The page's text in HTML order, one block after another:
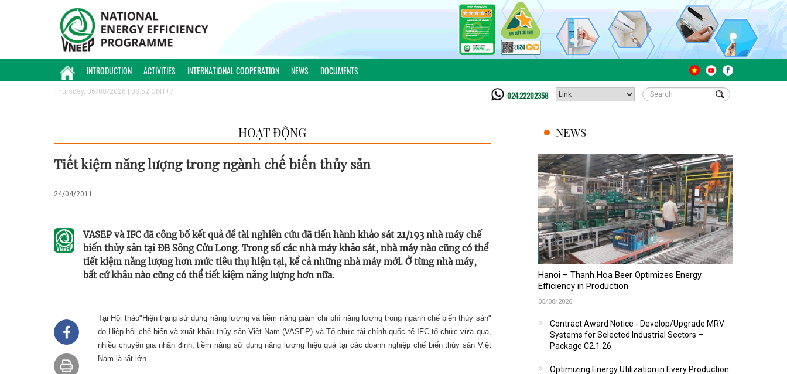
INTRODUCTION ACTIVITIES INTERNATIONAL COOPERATION NEWS DOCUMENTS
Thursday, 06/08/2026 | 08:52 GMT+7 024.22202358
HOẠT ĐỘNG
Tiết kiệm năng lượng trong ngành chế biến thủy sản
24/04/2011
VASEP và IFC đã công bố kết quả đề tài nghiên cứu đã tiến hành khảo sát 21/193 nhà máy chế
biến thủy sản tại ĐB Sông Cửu Long. Trong số các nhà máy khảo sát, nhà máy nào cũng có thể
tiết kiệm năng lượng hơn mức tiêu thụ hiện tại, kể cả những nhà máy mới. Ở từng nhà máy,
bất cứ khâu nào cũng có thể tiết kiệm năng lượng hơn nữa.
Tại Hội thảo"Hiện trạng sử dụng năng lượng và tiềm năng giảm chi phí năng lượng trong ngành chế biến thủy sản"
do Hiệp hội chế biến và xuất khẩu thủy sản Việt Nam (VASEP) và Tổ chức tài chính quốc tế IFC tổ chức vừa qua,
nhiều chuyên gia nhận định, tiềm năng sử dụng năng lượng hiệu quả tại các doanh nghiệp chế biến thủy sản Việt
Nam là rất lớn.
NEWS
Hanoi – Thanh Hoa Beer Optimizes Energy
Efficiency in Production
05/08/2026
Contract Award Notice - Develop/Upgrade MRV
Systems for Selected Industrial Sectors –
Package C2.1.26
Optimizing Energy Utilization in Every Production